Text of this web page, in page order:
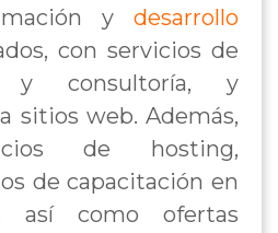
ydesarrollo
con servicios de
y consultoría, y
sitios web. Además,
de hosting,
de capacitación en
así como ofertas